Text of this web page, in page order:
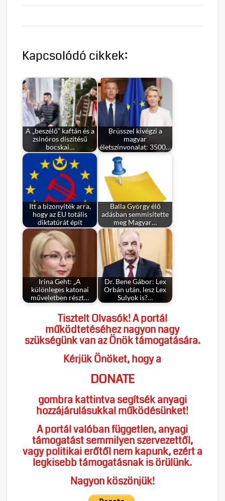
Kapcsolódó cikkek:
A „beszélő” kaftán és a
zsinóros díszítésű
bocskai…
Brüsszel kivégzi a
magyar
életszínvonalat: 3500…
Itt a bizonyíték arra,
hogy az EU totális
diktatúrát épít
Balla György élő
adásban semmisítette
meg Magyar…
Irina Geht: „A
különleges katonai
műveletben részt…
Dr. Bene Gábor: Lex
Orbán után, lesz Lex
Sulyok is?…
Tisztelt Olvasók! A portál
működtetéséhez nagyon nagy
szükségünk van az Önök támogatására.
Kérjük Önöket, hogy a
DONATE
gombra kattintva segítsék anyagi
hozzájárulásukkal működésünket!
A portál valóban független, anyagi
támogatást semmilyen szervezettől,
vagy politikai erőtől nem kapunk, ezért a
legkisebb támogatásnak is örülünk.
Nagyon köszönjük!